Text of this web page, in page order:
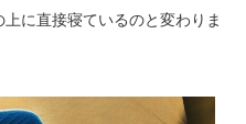
に直接寝ているのと変わりま